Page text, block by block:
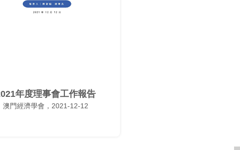
年度理事會工作報告
澳門經濟學會，2021-12-12